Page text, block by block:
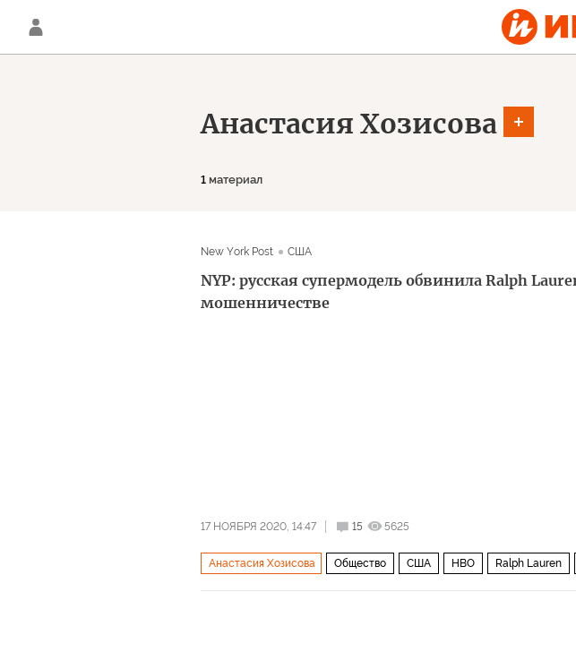
Анастасия Хозисова
1 материал
New York Post США
NYP: русская супермодель обвинила Ralph
мошенничестве
17 НОЯБРЯ 2020, 14:47 15 5625
Анастасия Хозисова Общество США HBO Ralph Lauren